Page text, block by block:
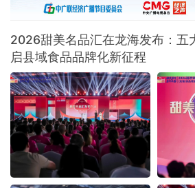
2026甜美名品汇在龙海发布：五
启县域食品品牌化新征程